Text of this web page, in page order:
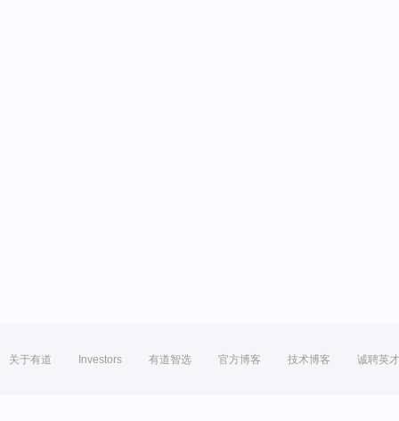
关于有道 Investors 有道智选 官方博客 技术博客 诚聘英才